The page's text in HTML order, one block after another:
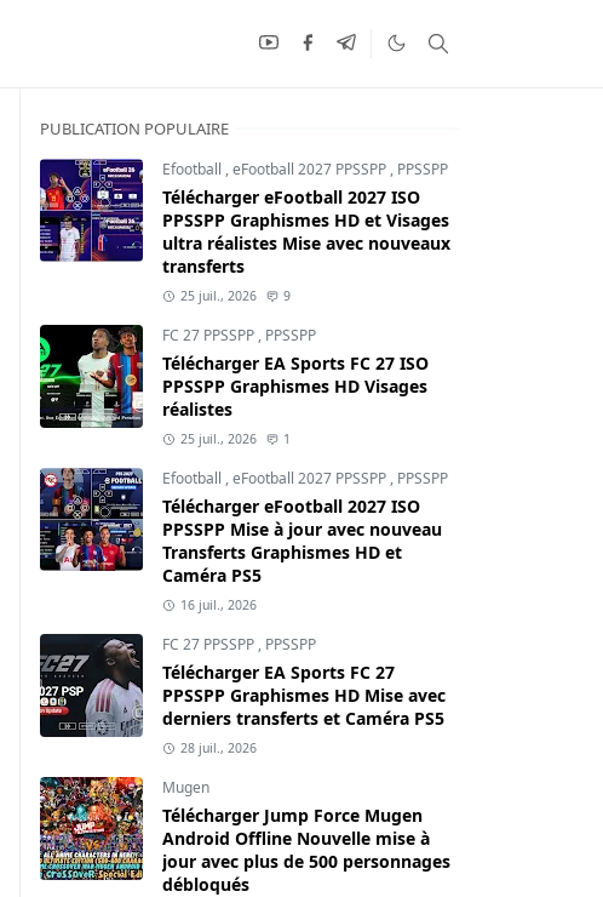
PUBLICATION POPULAIRE
Efootball ,eFootball 2027 PPSSPP , PPSSPP
Télécharger eFootball 2027 ISO
PPSSPP Graphismes HD et Visages
ultra réalistes Mise avec nouveaux
transferts
25 juil., 2026 9
FC 27 PPSSPP , PPSSPP
Télécharger EA Sports FC 27 ISO
PPSSPP Graphismes HD Visages
réalistes
25 juil., 2026 1
Efootball ,eFootball 2027 PPSSPP , PPSSPP
Télécharger eFootball 2027 ISO
PPSSPP Mise à jour avec nouveau
Transferts Graphismes HD et
Caméra PS5
16 juil., 2026
FC 27 PPSSPP , PPSSPP
Télécharger EA Sports FC 27
PPSSPP Graphismes HD Mise avec
derniers transferts et Caméra PS5
28 juil., 2026
Mugen
Télécharger Jump Force Mugen
Android Offline Nouvelle mise à
jour avec plus de 500 personnages
débloqués